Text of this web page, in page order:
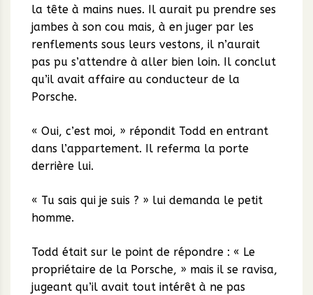
la tête à mains nues. Il aurait pu prendre ses
jambes à son cou mais, à en juger par les
renflements sous leurs vestons, il n’aurait
pas pu s’attendre à aller bien loin. Il conclut
qu’il avait affaire au conducteur de la
Porsche.
« Oui, c’est moi, » répondit Todd en entrant
dans l’appartement. Il referma la porte
derrière lui.
« Tu sais qui je suis ? » lui demanda le petit
homme.
Todd était sur le point de répondre : « Le
propriétaire de la Porsche, » mais il se ravisa,
jugeant qu’il avait tout intérêt à ne pas